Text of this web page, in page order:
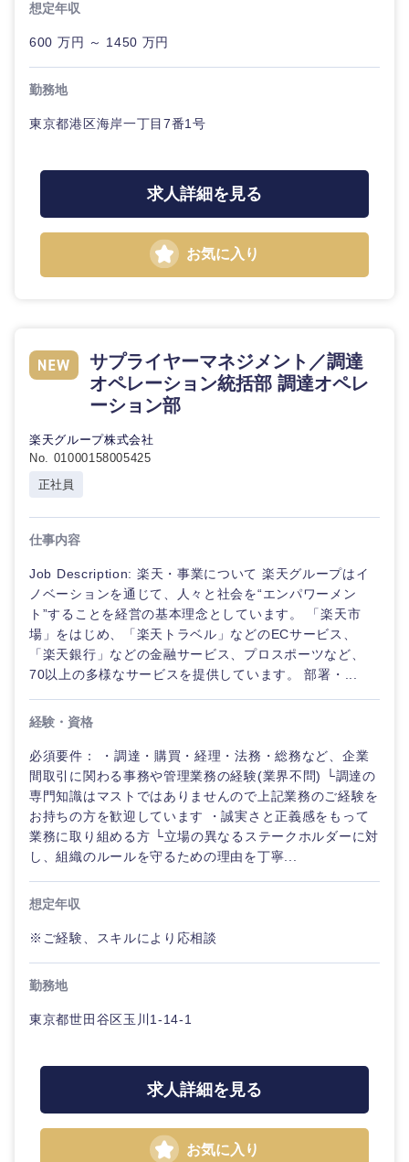
兵庫県
中国・四国地方
想定年収
600 万円 ～ 1450 万円
勤務地
東京都港区海岸一丁目7番1号
求人詳細を見る
お気に入り
サプライヤーマネジメント／調達
オペレーション統括部 調達オペレ
ーション部
楽天グループ株式会社
No. 01000158005425
正社員
仕事内容
Job Description: 楽天・事業について 楽天グループはイ
ノベーションを通じて、人々と社会を“エンパワーメン
ト”することを経営の基本理念としています。 「楽天市
場」をはじめ、「楽天トラベル」などのECサービス、
「楽天銀行」などの金融サービス、プロスポーツなど、
70以上の多様なサービスを提供しています。 部署・...
経験・資格
必須要件： ・調達・購買・経理・法務・総務など、企業
間取引に関わる事務や管理業務の経験(業界不問) └調達の
専門知識はマストではありませんので上記業務のご経験を
お持ちの方を歓迎しています ・誠実さと正義感をもって
業務に取り組める方 └立場の異なるステークホルダーに対
し、組織のルールを守るための理由を丁寧...
想定年収
※ご経験、スキルにより応相談
勤務地
東京都世田谷区玉川1-14-1
求人詳細を見る
お気に入り